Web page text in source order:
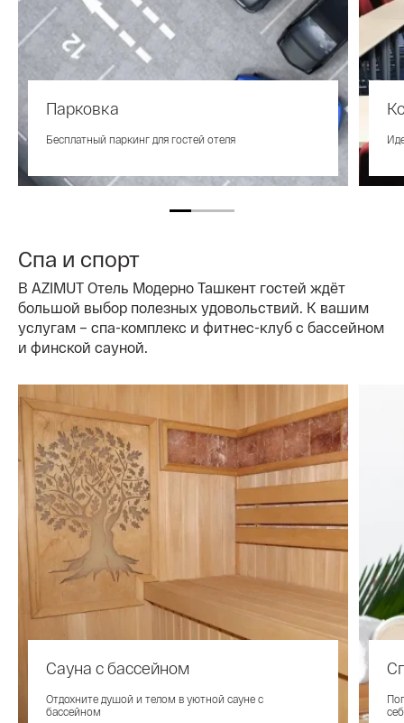
Парковка
Бесплатный паркинг для гостей отеля
Спа и спорт
В AZIMUT Отель Модерно Ташкент гостей ждёт
большой выбор полезных удовольствий. К вашим
услугам – спа-комплекс и фитнес-клуб с бассейном
и финской сауной.
Сауна с бассейном
Отдохните душой и телом в уютной сауне с
бассейном